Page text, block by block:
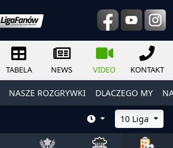
TABELA NEWS VIDEO KONTAKT
NASZE ROZGRYWKI DLACZEGO MY
10 Liga